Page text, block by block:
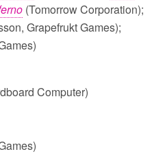
(Tomorrow Corporation);
Grapefrukt Games);
Computer)